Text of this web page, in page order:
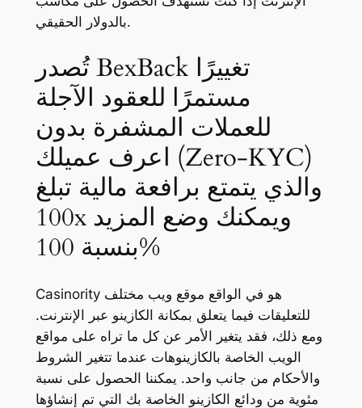
بالدولار الحقيقي.
تُصدر BexBack تغييرًا
مستمرًا للعقود الآجلة
للعملات المشفرة بدون
اعرف عميلك (Zero-KYC)
والذي يتمتع برافعة مالية تبلغ
100x ويمكنك وضع المزيد
بنسبة 100%
Casinority هو في الواقع موقع ويب مختلف
للتعليقات فيما يتعلق بمكانة الكازينو عبر الإنترنت.
ومع ذلك، فقد يتغير الأمر عن كل ما تراه على مواقع
الويب الخاصة بالكازينوهات عندما تتغير الشروط
والأحكام من جانب واحد. يمكننا الحصول على نسبة
مئوية من ودائع الكازينو الخاصة بك التي تم إنشاؤها